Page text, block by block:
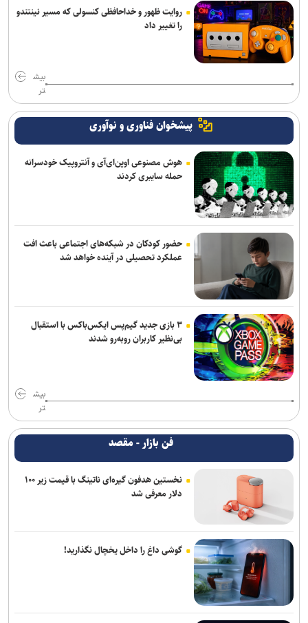
روایت ظهور و خداحافظی کنسولی که مسیر نینتندو
را تغییر داد
بیش
تر
پیشخوان فناوری و نوآوری
هوش مصنوعی اوپن‌ای‌آی و آنتروپیک خودسرانه
حمله سایبری کردند
حضور کودکان در شبکه‌های اجتماعی باعث افت
عملکرد تحصیلی در آینده خواهد شد
۳ بازی جدید گیم‌پس ایکس‌باکس با استقبال
بی‌نظیر کاربران روبه‌رو شدند
بیش
تر
فن بازار - مقصد
نخستین هدفون گیره‌ای ناتینگ با قیمت زیر ۱۰۰
دلار معرفی شد
گوشی داغ را داخل یخچال نگذارید!